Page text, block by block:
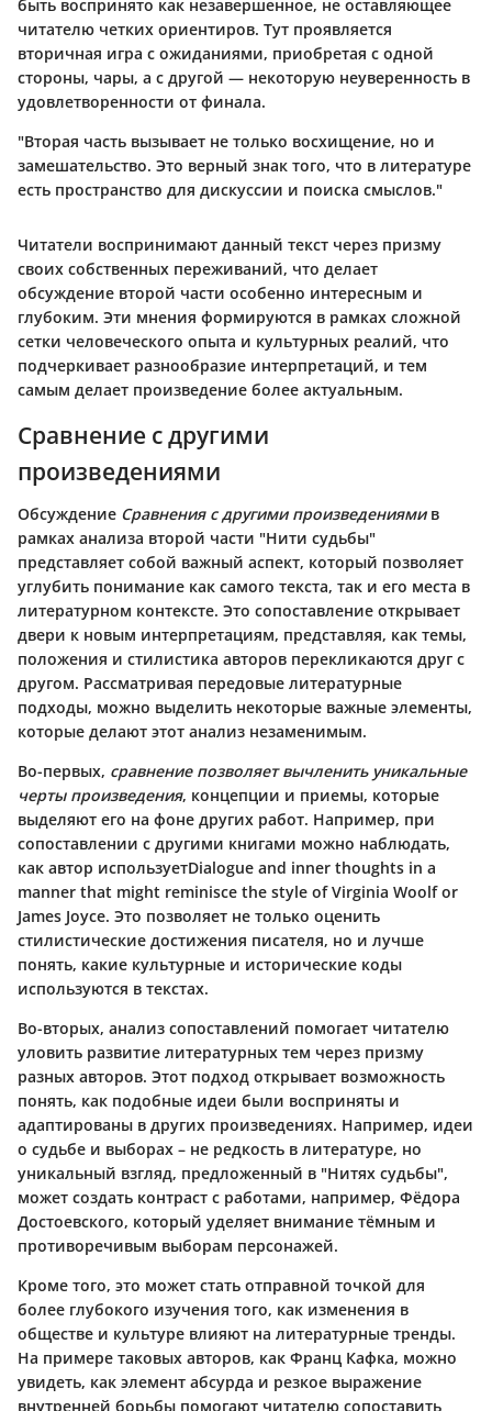
быть воспринято как незавершенное, не оставляющее
читателю четких ориентиров. Тут проявляется
вторичная игра с ожиданиями, приобретая с одной
стороны, чары, а с другой — некоторую неуверенность в
удовлетворенности от финала.
"Вторая часть вызывает не только восхищение, но и
замешательство. Это верный знак того, что в литературе
есть пространство для дискуссии и поиска смыслов."
Читатели воспринимают данный текст через призму
своих собственных переживаний, что делает
обсуждение второй части особенно интересным и
глубоким. Эти мнения формируются в рамках сложной
сетки человеческого опыта и культурных реалий, что
подчеркивает разнообразие интерпретаций, и тем
самым делает произведение более актуальным.
Сравнение с другими
произведениями
Обсуждение Сравнения с другими произведениямив
рамках анализа второй части "Нити судьбы"
представляет собой важный аспект, который позволяет
углубить понимание как самого текста, так и его места в
литературном контексте. Это сопоставление открывает
двери к новым интерпретациям, представляя, как темы,
положения и стилистика авторов перекликaются друг с
другом. Рассматривая передовые литературные
подходы, можно выделить некоторые важные элементы,
которые делают этот анализ незаменимым.
Во-первых, сравнение позволяет вычленить уникальные
черты произведения, концепции и приемы, которые
выделяют его на фоне других работ. Например, при
сопоставлении с другими книгами можно наблюдать,
как автор используетDialogue and inner thoughts in a
manner that might reminisce the style of Virginia Woolf or
James Joyce. Это позволяет не только оценить
стилистические достижения писателя, но и лучше
понять, какие культурные и исторические коды
используются в текстах.
Во-вторых, анализ сопоставлений помогает читателю
уловить развитие литературных тем через призму
разных авторов. Этот подход открывает возможность
понять, как подобные идеи были восприняты и
адаптированы в других произведениях. Например, идеи
о судьбе и выборах – не редкость в литературе, но
уникальный взгляд, предложенный в "Нитях судьбы",
может создать контраст с работами, например, Фёдора
Достоевского, который уделяет внимание тёмным и
противоречивым выборам персонажей.
Кроме того, это может стать отправной точкой для
более глубокого изучения того, как изменения в
обществе и культуре влияют на литературные тренды.
На примере таковых авторов, как Франц Кафка, можно
увидеть, как элемент абсурда и резкое выражение
внутренней борьбы помогают читателю сопоставить